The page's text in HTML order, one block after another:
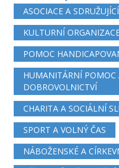
ASOCIACE A
KULTURNÍ
POMOC
HUMANITÁRNÍ POMOC
DOBROVOLNICTVÍ
CHARITA A SOCIÁLNÍ
SPORT A VOLNÝ ČAS
NÁBOŽENSKÉ A